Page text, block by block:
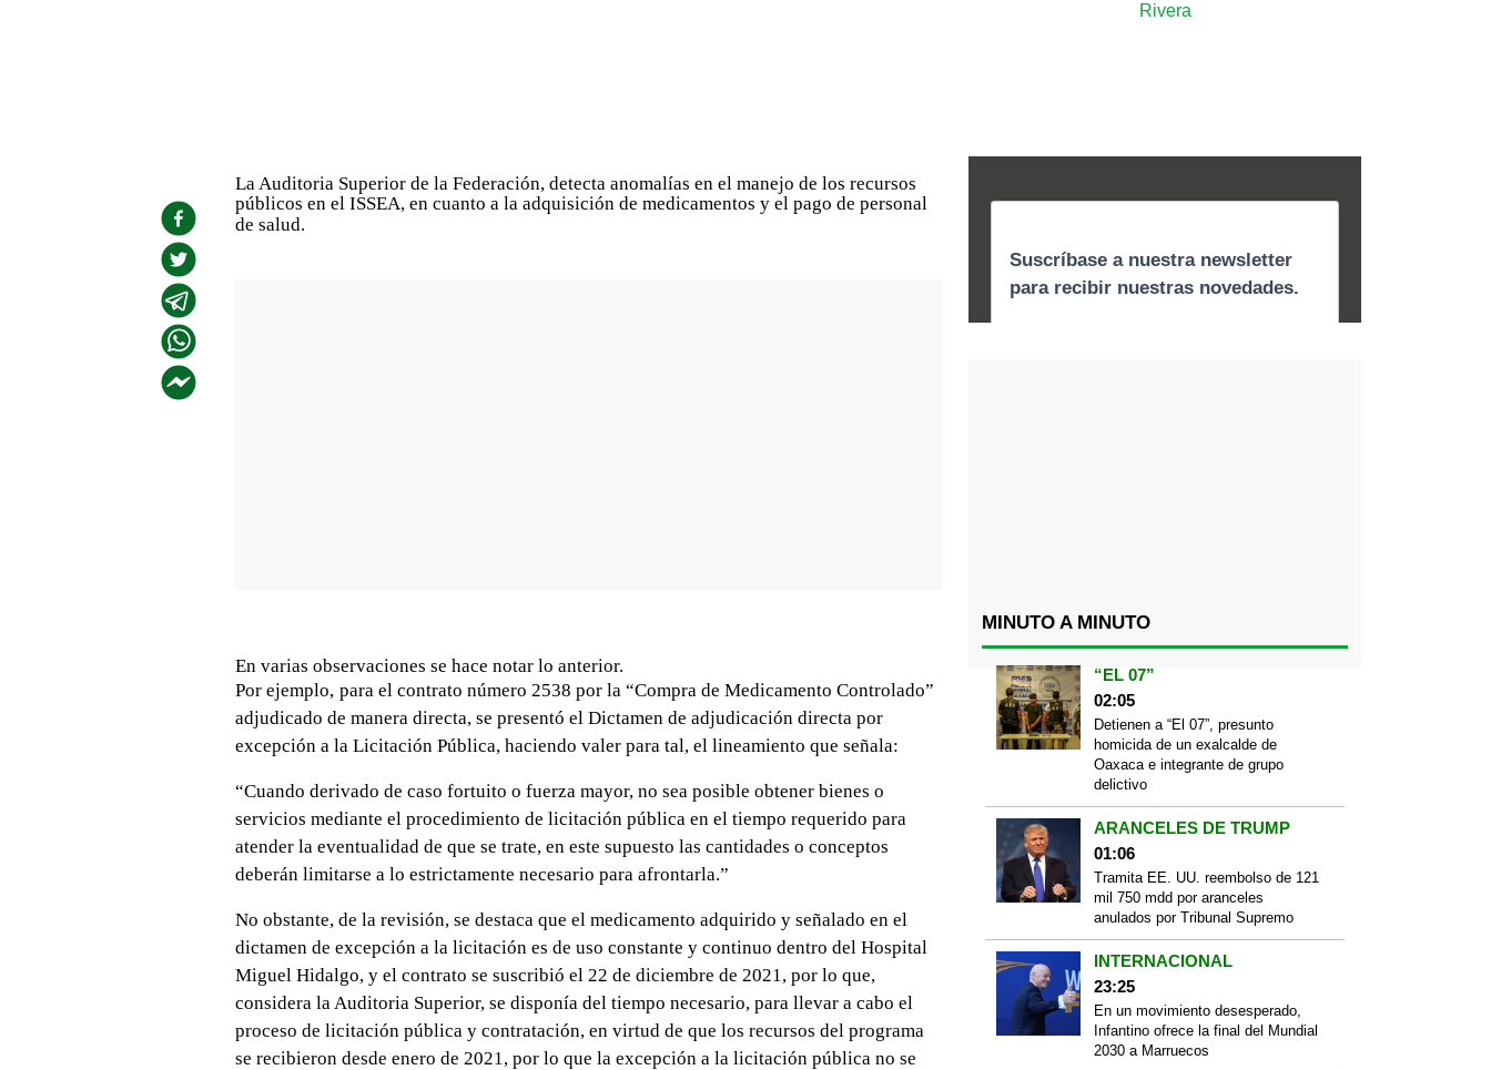
Rivera
La Auditoria Superior de la Federación, detecta anomalías en el manejo de los recursos
públicos en el ISSEA, en cuanto a la adquisición de medicamentos y el pago de personal
de salud.
En varias observaciones se hace notar lo anterior.
Por ejemplo, para el contrato número 2538 por la “Compra de Medicamento Controlado”
adjudicado de manera directa, se presentó el Dictamen de adjudicación directa por
excepción a la Licitación Pública, haciendo valer para tal, el lineamiento que señala:
“Cuando derivado de caso fortuito o fuerza mayor, no sea posible obtener bienes o
servicios mediante el procedimiento de licitación pública en el tiempo requerido para
atender la eventualidad de que se trate, en este supuesto las cantidades o conceptos
deberán limitarse a lo estrictamente necesario para afrontarla.”
No obstante, de la revisión, se destaca que el medicamento adquirido y señalado en el
dictamen de excepción a la licitación es de uso constante y continuo dentro del Hospital
Miguel Hidalgo, y el contrato se suscribió el 22 de diciembre de 2021, por lo que,
considera la Auditoria Superior, se disponía del tiempo necesario, para llevar a cabo el
proceso de licitación pública y contratación, en virtud de que los recursos del programa
se recibieron desde enero de 2021, por lo que la excepción a la licitación pública no se
MINUTO A MINUTO
“EL 07”
02:05
Detienen a “El 07”, presunto
homicida de un exalcalde de
Oaxaca e integrante de grupo
delictivo
ARANCELES DE TRUMP
01:06
Tramita EE. UU. reembolso de 121
mil 750 mdd por aranceles
anulados por Tribunal Supremo
INTERNACIONAL
23:25
En un movimiento desesperado,
Infantino ofrece la final del Mundial
2030 a Marruecos